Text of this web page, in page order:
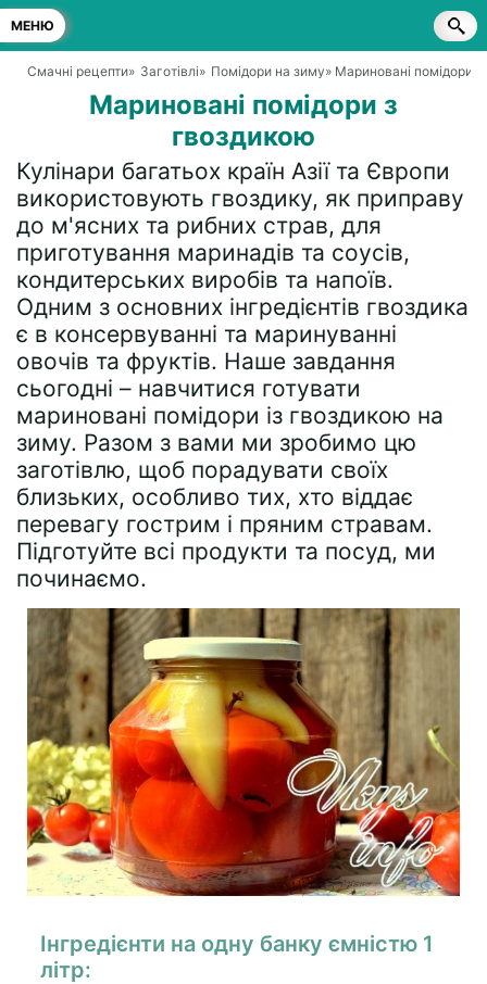
МЕНЮ
Смачні рецепти» Заготівлі» Помідори на зиму» Мариновані помідори
Мариновані помідори з
гвоздикою
Кулінари багатьох країн Азії та Європи
використовують гвоздику, як приправу
до м'ясних та рибних страв, для
приготування маринадів та соусів,
кондитерських виробів та напоїв.
Одним з основних інгредієнтів гвоздика
є в консервуванні та маринуванні
овочів та фруктів. Наше завдання
сьогодні – навчитися готувати
мариновані помідори із гвоздикою на
зиму. Разом з вами ми зробимо цю
заготівлю, щоб порадувати своїх
близьких, особливо тих, хто віддає
перевагу гострим і пряним стравам.
Підготуйте всі продукти та посуд, ми
починаємо.
Інгредієнти на одну банку ємністю 1
літр: